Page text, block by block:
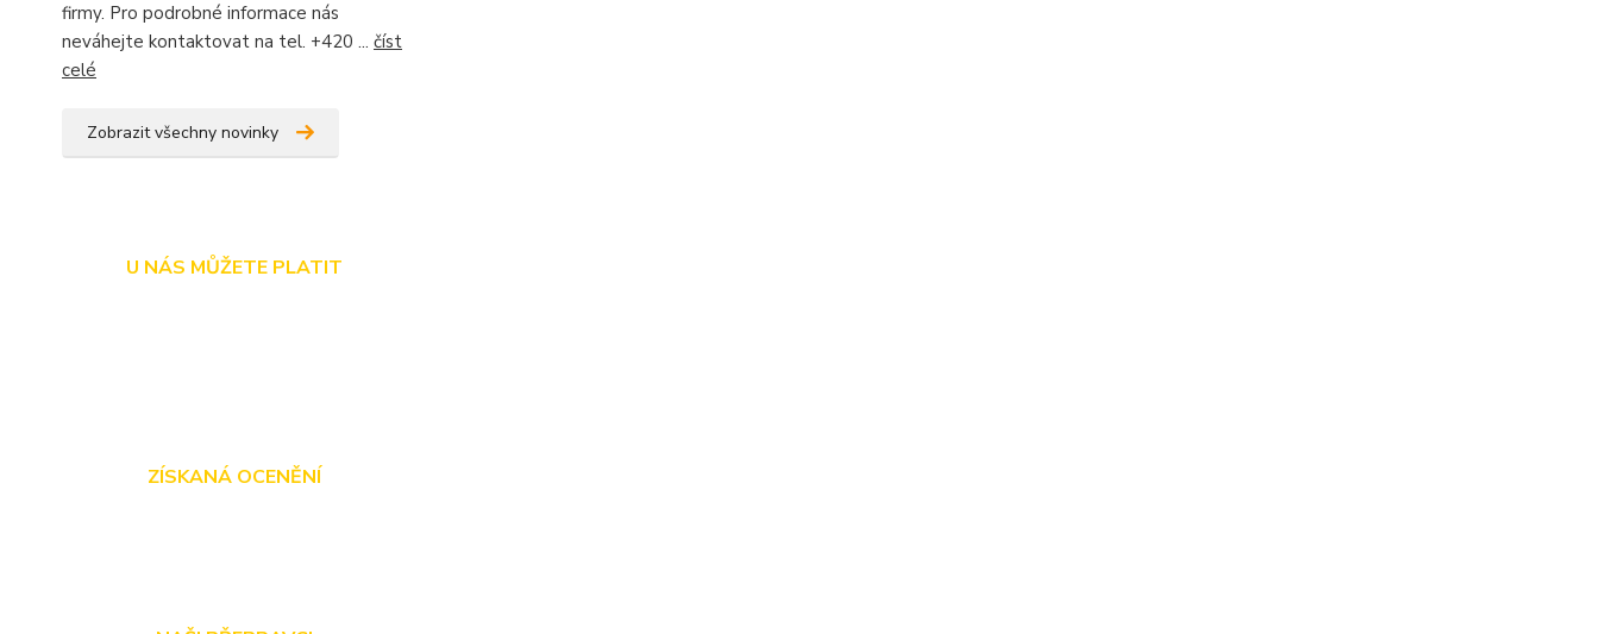
firmy. Pro podrobné informace nás
neváhejte kontaktovat na tel. +420 ... číst
celé
Zobrazit všechny novinky
U NÁS MŮŽETE PLATIT
ZÍSKANÁ OCENĚNÍ